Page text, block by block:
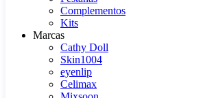
Complementos
Kits
Marcas
Cathy Doll
Skin1004
eyenlip
Celimax